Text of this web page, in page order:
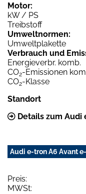
Motor:
kW / PS
Treibstoff
Umweltnormen:
Umweltplakette
Verbrauch und
Energieverbr. komb.
CO2-Emissionen
CO2-Klasse
Standort
Details zum Audi
Audi e-tron A6 Avant
Preis:
MWSt: